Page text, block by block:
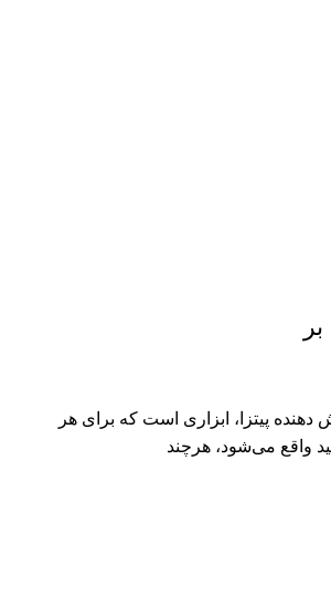
پیتزا، ابزاری است که برای هر
واقع می‌شود، هرچند